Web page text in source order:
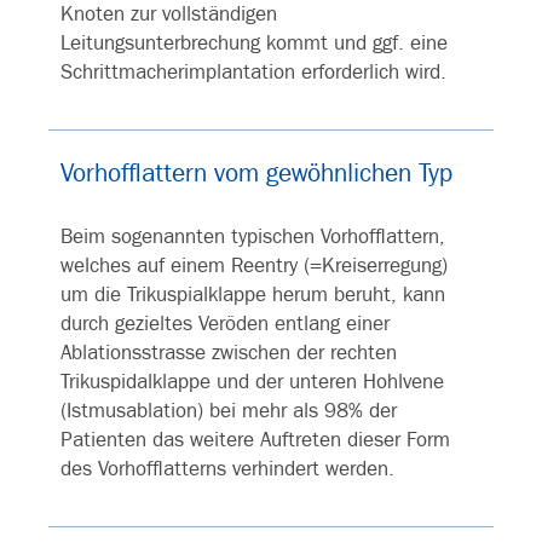
Knoten zur vollständigen
Leitungsunterbrechung kommt und ggf. eine
Schrittmacherimplantation erforderlich wird.
Vorhofflattern vom gewöhnlichen Typ
Beim sogenannten typischen Vorhofflattern,
welches auf einem Reentry (=Kreiserregung)
um die Trikuspialklappe herum beruht, kann
durch gezieltes Veröden entlang einer
Ablationsstrasse zwischen der rechten
Trikuspidalklappe und der unteren Hohlvene
(Istmusablation) bei mehr als 98% der
Patienten das weitere Auftreten dieser Form
des Vorhofflatterns verhindert werden.